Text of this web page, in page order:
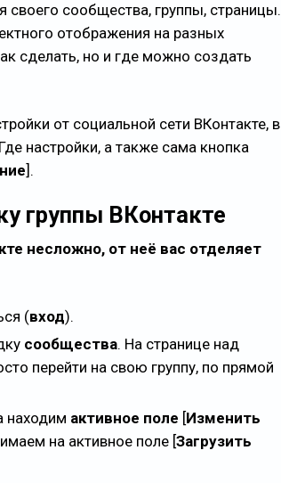
своего сообщества, группы, страницы.
отображения на разных
сделать, но и где можно создать
от социальной сети ВКонтакте, в
настройки, а также сама кнопка
].
группы ВКонтакте
несложно, от неё вас отделяет
(вход).
сообщества. На странице над
перейти на свою группу, по прямой
находим активное поле [Изменить
на активное поле [Загрузить